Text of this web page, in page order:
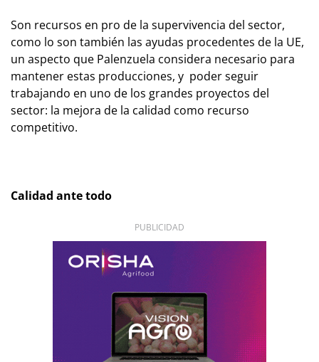
Son recursos en pro de la supervivencia del sector,
como lo son también las ayudas procedentes de la UE,
un aspecto que Palenzuela considera necesario para
mantener estas producciones, y poder seguir
trabajando en uno de los grandes proyectos del
sector: la mejora de la calidad como recurso
competitivo.
Calidad ante todo
PUBLICIDAD